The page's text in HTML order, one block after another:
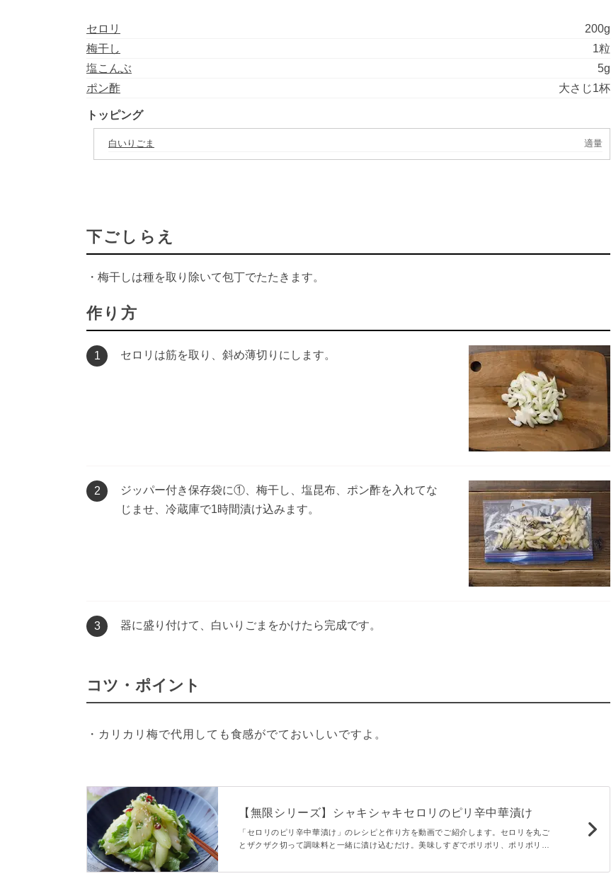
セロリ
200g
梅干し
1粒
塩こんぶ
5g
ポン酢
大さじ1杯
トッピング
白いりごま 適量
下ごしらえ
・梅干しは種を取り除いて包丁でたたきます。
作り方
1 セロリは筋を取り、斜め薄切りにします。
2
ジッパー付き保存袋に①、梅干し、塩昆布、ポン酢を入れてな
じませ、冷蔵庫で1時間漬け込みます。
3 器に盛り付けて、白いりごまをかけたら完成です。
コツ・ポイント
・カリカリ梅で代用しても食感がでておいしいですよ。
【無限シリーズ】シャキシャキセロリのピリ辛中華漬け
「セロリのピリ辛中華漬け」のレシピと作り方を動画でご紹介します。セロリを丸ご
とザクザク切って調味料と一緒に漬け込むだけ。美味しすぎでポリポリ、ポリポリと